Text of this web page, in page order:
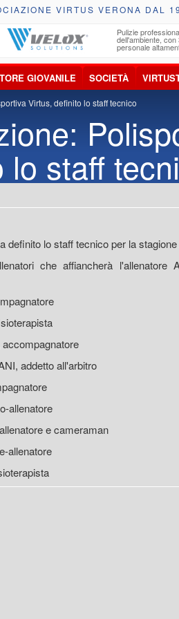
VIRTUS VERONA DAL
Pulizie
dell'ambiente,
personale
GIOVANILE SOCIETÀ
Virtus, definito lo staff tecnico
lo staff
definito lo staff tecnico per la
che affiancherà l'allenatore
addetto all'arbitro
allenatore
e cameraman
allenatore